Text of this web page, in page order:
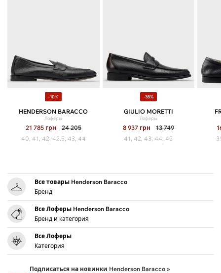
-10%
HENDERSON BARACCO
Лоферы
21 785 грн
24 205
40, 41, 42, 42.5, 43, 44
-35%
GIULIO MORETTI
Лоферы
8 937 грн
13 749
41, 42, 43, 44, 45
Все товары Henderson Baracco
Бренд
Все Лоферы Henderson Baracco
Бренд и категория
Все Лоферы
Категория
Подписаться на новинки Henderson Baracco »